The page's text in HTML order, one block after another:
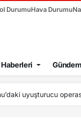
DurumuHava Durumu
Gündem
Ertuğrul Doğan,